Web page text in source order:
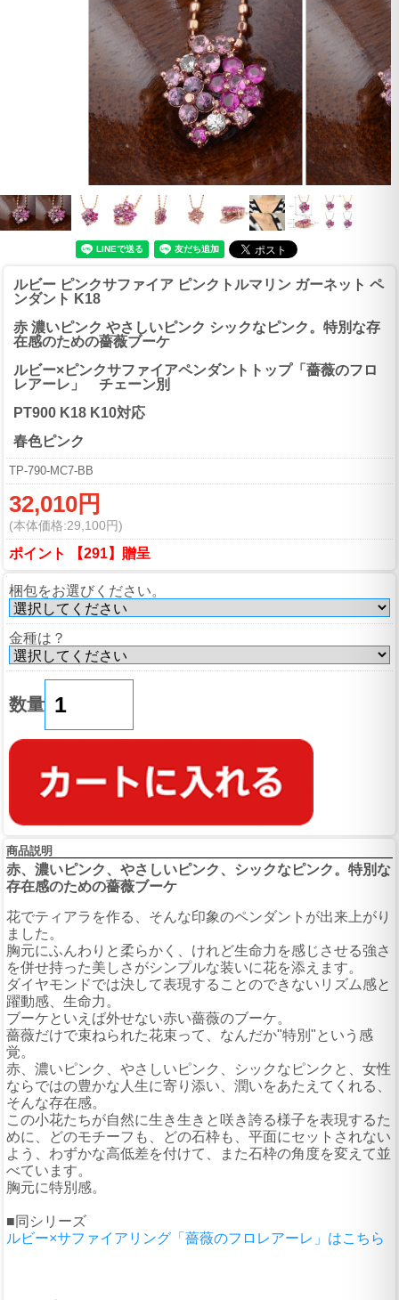
ルビー ピンクサファイア ピンクトルマリン ガーネット ペ
ンダント K18
赤 濃いピンク やさしいピンク シックなピンク。特別な存
在感のための薔薇ブーケ
ルビー×ピンクサファイアペンダントトップ「薔薇のフロ
レアーレ」 チェーン別
PT900 K18 K10対応
春色ピンク
TP-790-MC7-BB
32,010円
(本体価格:29,100円)
ポイント 【291】贈呈
梱包をお選びください。
金種は？
数量
商品説明
赤、濃いピンク、やさしいピンク、シックなピンク。特別な
存在感のための薔薇ブーケ
花でティアラを作る、そんな印象のペンダントが出来上がり
ました。
胸元にふんわりと柔らかく、けれど生命力を感じさせる強さ
を併せ持った美しさがシンプルな装いに花を添えます。
ダイヤモンドでは決して表現することのできないリズム感と
躍動感、生命力。
ブーケといえば外せない赤い薔薇のブーケ。
薔薇だけで束ねられた花束って、なんだか"特別"という感
覚。
赤、濃いピンク、やさしいピンク、シックなピンクと、女性
ならではの豊かな人生に寄り添い、潤いをあたえてくれる、
そんな存在感。
この小花たちが自然に生き生きと咲き誇る様子を表現するた
めに、どのモチーフも、どの石枠も、平面にセットされない
よう、わずかな高低差を付けて、また石枠の角度を変えて並
べています。
胸元に特別感。
■同シリーズ
ルビー×サファイアリング「薔薇のフロレアーレ」はこちら